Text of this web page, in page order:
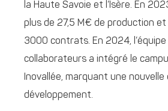
la Haute Savoie et l’Isère. En
plus de 27,5 M€ de production et
3000 contrats. En 2024,
collaborateurs a intégré le
Inovallée, marquant une
développement.